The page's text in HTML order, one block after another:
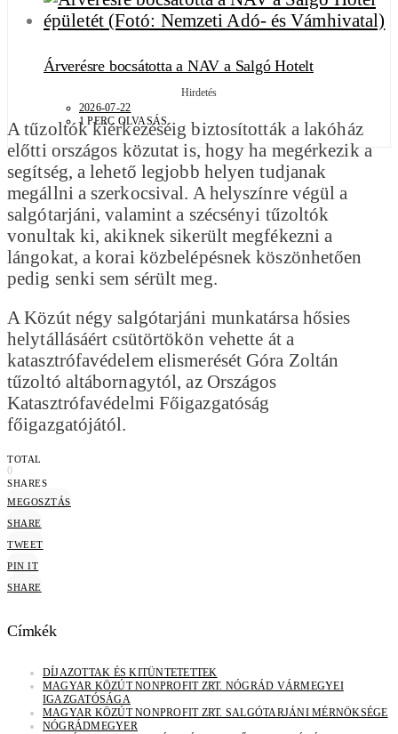
Árverésre bocsátotta a NAV a Salgó Hotelt
2026-07-22
1 PERC OLVASÁS
Hirdetés
A tűzoltók kiérkezéséig biztosították a lakóház
előtti országos közutat is, hogy ha megérkezik a
segítség, a lehető legjobb helyen tudjanak
megállni a szerkocsival. A helyszínre végül a
salgótarjáni, valamint a szécsényi tűzoltók
vonultak ki, akiknek sikerült megfékezni a
lángokat, a korai közbelépésnek köszönhetően
pedig senki sem sérült meg.
A Közút négy salgótarjáni munkatársa hősies
helytállásáért csütörtökön vehette át a
katasztrófavédelem elismerését Góra Zoltán
tűzoltó altábornagytól, az Országos
Katasztrófavédelmi Főigazgatóság
főigazgatójától.
TOTAL
0
SHARES
MEGOSZTÁS
SHARE
TWEET
PIN IT
SHARE
Címkék
DÍJAZOTTAK ÉS KITÜNTETETTEK
MAGYAR KÖZÚT NONPROFIT ZRT. NÓGRÁD VÁRMEGYEI
IGAZGATÓSÁGA
MAGYAR KÖZÚT NONPROFIT ZRT. SALGÓTARJÁNI MÉRNÖKSÉGE
NÓGRÁDMEGYER